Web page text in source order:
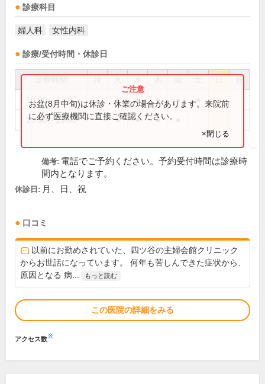
診療科目
婦人科 女性内科
診療/受付時間・休診日
祝
10:00～13:00 ● ● ● ●
15:30～19:00 ● ● ●
お盆(8月中旬)は休診・休業の場合があります。来院前
に必ず医療機関に直接ご確認ください。
×閉じる
備考: 電話でご予約ください。予約受付時間は診療時
間内となります。
休診日: 月、日、祝
口コミ
以前にお勤めされていた、四ツ谷の主婦会館クリニック
からお世話になっています。 何年も苦しんできた症状から、
原因となる 病...
もっと読む
この医院の詳細をみる
アクセス数※